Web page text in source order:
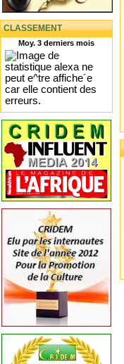
CLASSEMENT
Moy. 3 derniers mois